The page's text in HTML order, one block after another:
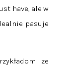
have, ale w
pasuje
ze